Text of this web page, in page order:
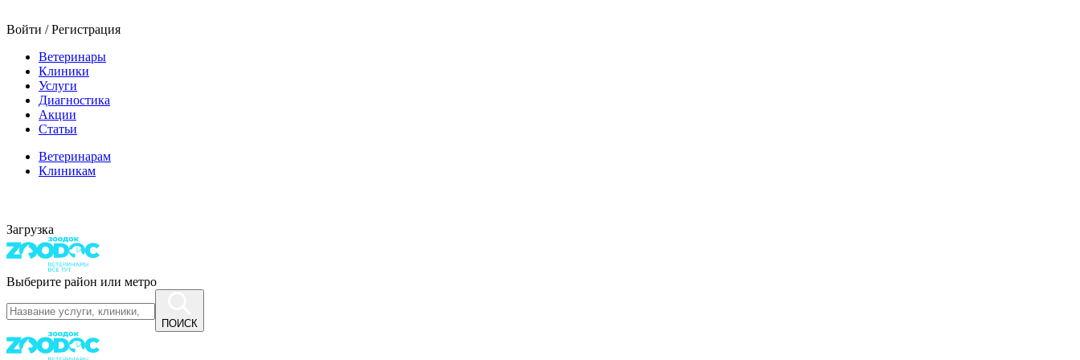
Войти / Регистрация
Ветеринары
Клиники
Услуги
Диагностика
Акции
Статьи
Ветеринарам
Клиникам
Загрузка
Выберите район или метро
ПОИСК